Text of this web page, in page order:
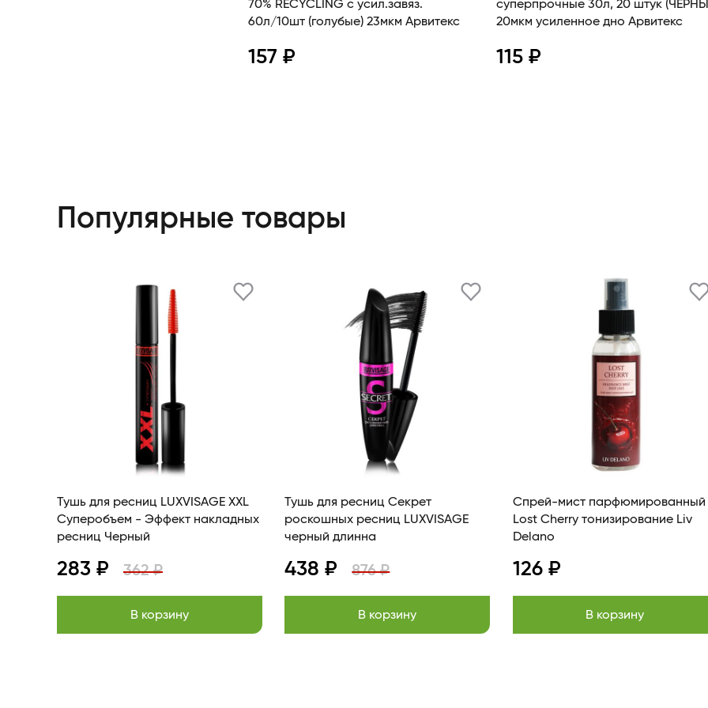
70% RECYCLING с усил.завяз.
60л/10шт (голубые) 23мкм Арвитекс
157 ₽
суперпрочные 30л, 20 штук
20мкм усиленное дно Арвитекс
115 ₽
Популярные товары
Тушь для ресниц LUXVISAGE XXL
Суперобъем - Эффект накладных
ресниц Черный
283 ₽ 362 ₽
В корзину
Тушь для ресниц Секрет
роскошных ресниц LUXVISAGE
черный длинна
438 ₽ 876 ₽
В корзину
Спрей-мист парфюмированный
Lost Cherry тонизирование Liv
Delano
126 ₽
В корзину